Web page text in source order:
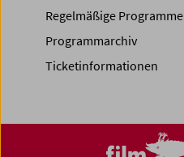
Regelmäßige Programme
Programmarchiv
Ticketinformationen